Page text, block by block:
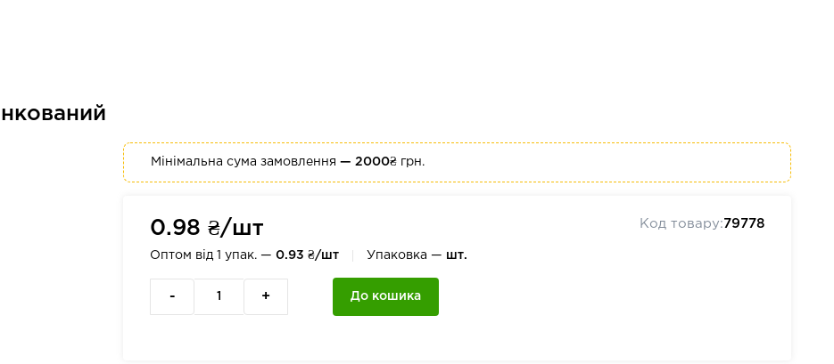
Мінімальна сума замовлення— 2000₴ грн.
0.98 ₴/шт Код товару:79778
Оптом від 1 упак. —0.93 ₴/шт Упаковка — шт.
- + До кошика